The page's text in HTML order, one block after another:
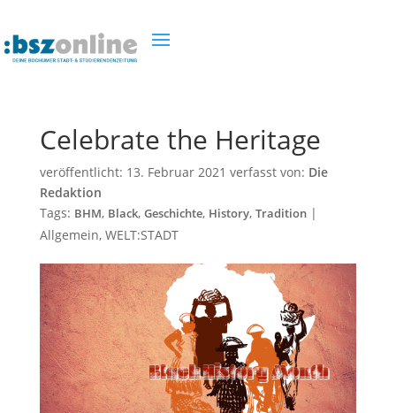
Celebrate the Heritage
veröffentlicht: 13. Februar 2021 verfasst von: Die
Redaktion
Tags: BHM, Black, Geschichte, History, Tradition|
Allgemein, WELT:STADT